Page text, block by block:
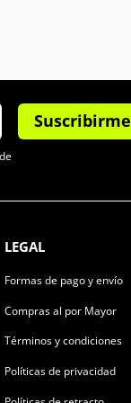
Suscribirme
LEGAL
Formas de pago y envío
Compras al por Mayor
Términos y condiciones
Políticas de privacidad